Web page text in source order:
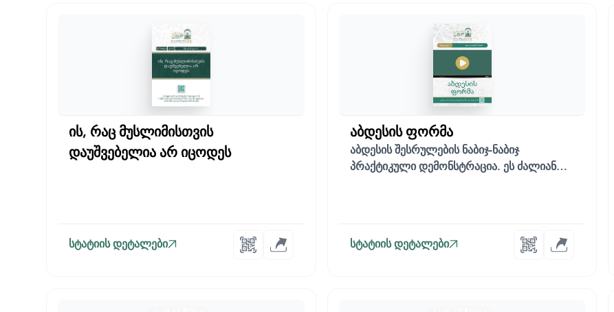
ის, რაც მუსლიმისთვის
დაუშვებელია არ იცოდეს
სტატიის დეტალები
აბდესის ფორმა
აბდესის შესრულების ნაბიჯ-ნაბიჯ
პრაქტიკული დემონსტრაცია. ეს ძალიან
სტატიის დეტალები